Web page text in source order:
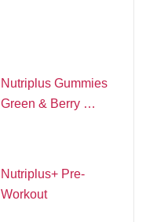
Nutriplus Gummies
Green & Berry …
Nutriplus+ Pre-
Workout